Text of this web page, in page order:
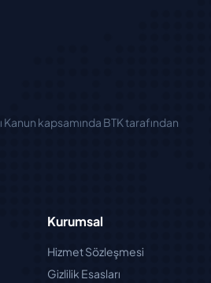
Kanun kapsamında BTK tarafından
Kurumsal
Hizmet Sözleşmesi
Gizlilik Esasları